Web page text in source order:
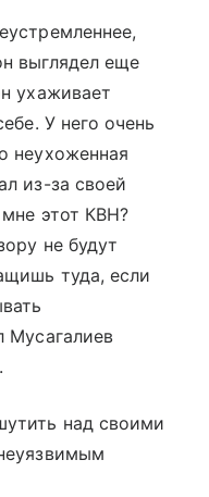
выглядел еще
ухаживает
У него очень
неухоженная
из-за своей
этот КВН?
не будут
туда, если
Мусагалиев
над своими